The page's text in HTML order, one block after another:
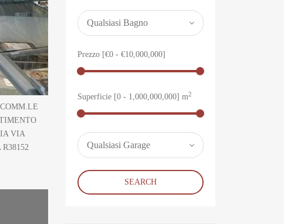
Prezzo [€0 - €10,000,000]
Superficie [0 - 1,000,000,000] m2
SEARCH